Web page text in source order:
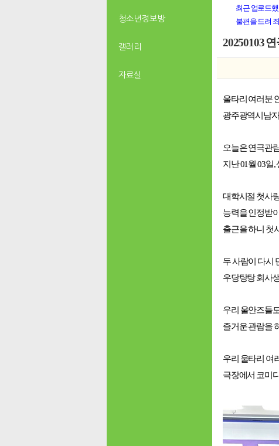
청소년 정보방
갤러리
자료실
최근 업로드
불편을 드려
20250103
울타리 여러분
광주광역시남
오늘은 연극관
지난01월 03일
대학시절 첫사
능력을 인정받
출근을 하니 첫
두 사람이 다시
우당탕탕 회사
우리 울안즈들
즐거운 관람을
우리 울타리 여
극장에서 코미